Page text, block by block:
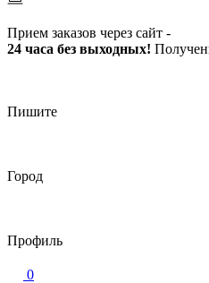
Прием заказов через сайт -
24 часа без выходных!
Пишите
Город
Профиль
0